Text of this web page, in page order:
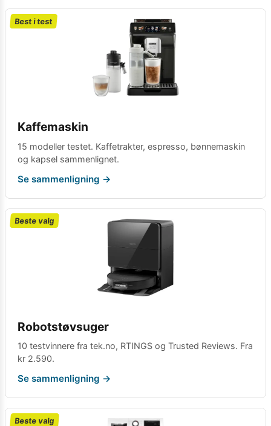
Best i test
Kaffemaskin
15 modeller testet. Kaffetrakter, espresso, bønnemaskin
og kapsel sammenlignet.
Se sammenligning →
Beste valg
Robotstøvsuger
10 testvinnere fra tek.no, RTINGS og Trusted Reviews. Fra
kr 2.590.
Se sammenligning →
Beste valg